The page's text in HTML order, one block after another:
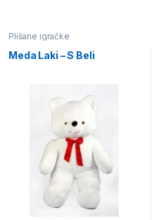
Plišane igračke
Meda Laki – S Beli